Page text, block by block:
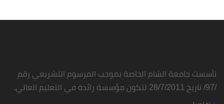
تأسست جامعة الشام الخاصة بموجب المرسوم التشريعي رقم
/97/ تاريخ 28/7/2011 لتكون مؤسسة رائدة في التعليم العالي.